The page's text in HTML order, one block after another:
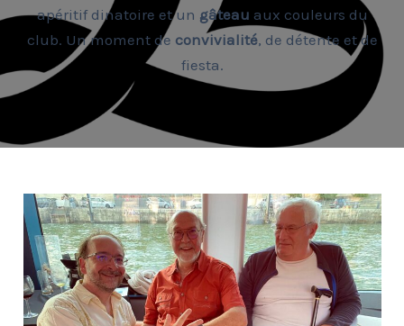
apéritif dinatoire et un gâteau aux couleurs du
club. Un moment de convivialité, de détente et de
fiesta.